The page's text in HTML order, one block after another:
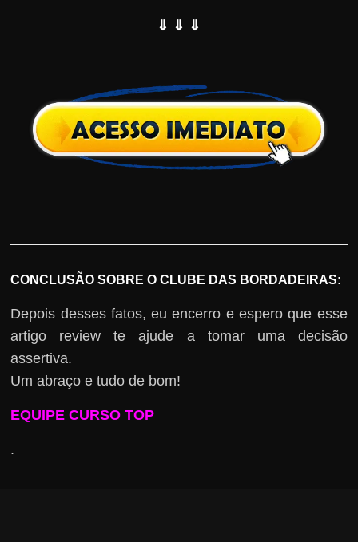
⇓ ⇓ ⇓
CONCLUSÃO SOBRE O CLUBE DAS BORDADEIRAS:
Depois desses fatos, eu encerro e espero que esse
artigo review te ajude a tomar uma decisão
assertiva.
Um abraço e tudo de bom!
EQUIPE CURSO TOP
.